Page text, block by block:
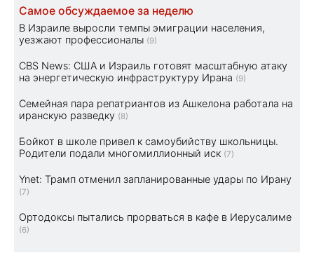
Самое обсуждаемое за неделю
В Израиле выросли темпы эмиграции населения,
уезжают профессионалы (9)
CBS News: США и Израиль готовят масштабную атаку
на энергетическую инфраструктуру Ирана (9)
Семейная пара репатриантов из Ашкелона работала на
иранскую разведку (8)
Бойкот в школе привел к самоубийству школьницы.
Родители подали многомиллионный иск (7)
Ynet: Трамп отменил запланированные удары по Ирану
(7)
Ортодоксы пытались прорваться в кафе в Иерусалиме
(6)